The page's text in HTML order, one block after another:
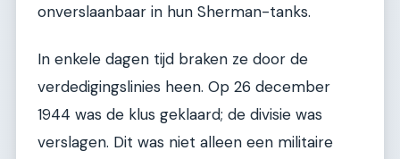
onverslaanbaar in hun Sherman-tanks.
In enkele dagen tijd braken ze door de
verdedigingslinies heen. Op 26 december
1944 was de klus geklaard; de divisie was
verslagen. Dit was niet alleen een militaire